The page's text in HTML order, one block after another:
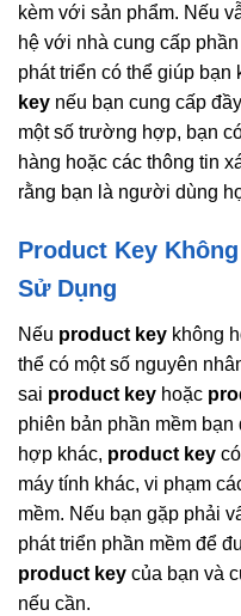
kèm với sản phẩm. Nếu
hệ với nhà cung cấp
phát triển có thể giúp bạn
key nếu bạn cung cấp
một số trường hợp, bạn
hàng hoặc các thông tin
rằng bạn là người dùng
Product Key
Sử Dụng
Nếu product key không
thể có một số nguyên
sai product key hoặc
phiên bản phần mềm
hợp khác, product key
máy tính khác, vi phạm
mềm. Nếu bạn gặp phải
phát triển phần mềm để
product key của bạn và
nếu cần.